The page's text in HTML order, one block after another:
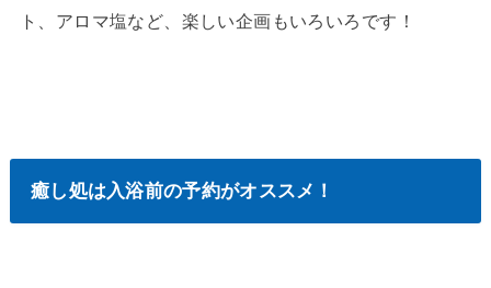
ト、アロマ塩など、楽しい企画もいろいろです！
癒し処は入浴前の予約がオススメ！